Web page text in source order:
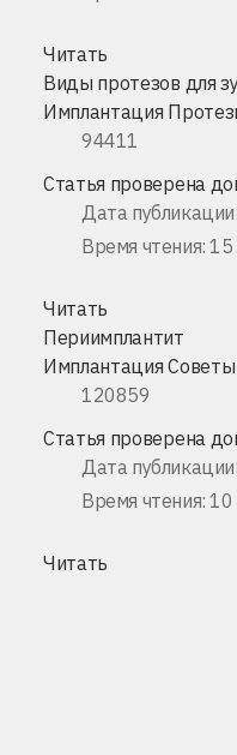
Читать
Виды протезов для
Имплантация
94411
Статья проверена
Дата
Время чтения:
Читать
Периимплантит
Имплантация Советы
120859
Статья проверена
Дата
Время чтения:
Читать